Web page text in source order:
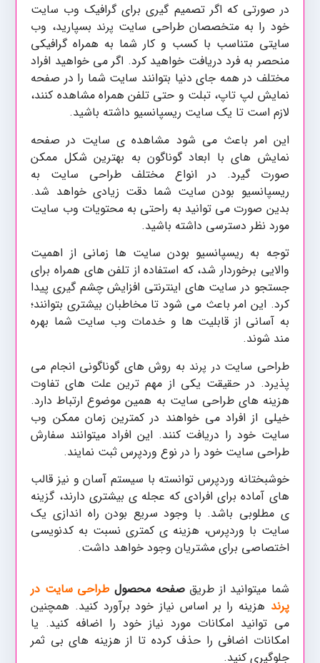
در صورتی که اگر تصمیم گیری برای گرافیک وب سایت
خود را به متخصصان طراحی سایت پرند بسپارید، وب
سایتی متناسب با کسب و کار شما به همراه گرافیکی
منحصر به فرد دریافت خواهید کرد. اگر می خواهید افراد
مختلف در همه جای دنیا بتوانند سایت شما را در صفحه
نمایش لپ تاپ، تبلت و حتی تلفن همراه مشاهده کنند،
لازم است تا یک سایت ریسپانسیو داشته باشید.
این امر باعث می شود مشاهده ی سایت در صفحه
نمایش های با ابعاد گوناگون به بهترین شکل ممکن
صورت گیرد. در انواع مختلف طراحی سایت به
ریسپانسیو بودن سایت شما دقت زیادی خواهد شد.
بدین صورت می توانید به راحتی به محتویات وب سایت
مورد نظر دسترسی داشته باشید.
توجه به ریسپانسیو بودن سایت ها زمانی از اهمیت
والایی برخوردار شد، که استفاده از تلفن های همراه برای
جستجو در سایت های اینترنتی افزایش چشم گیری پیدا
کرد. این امر باعث می شود تا مخاطبان بیشتری بتوانند؛
به آسانی از قابلیت ها و خدمات وب سایت شما بهره
مند شوند.
طراحی سایتدر پرند به روش های گوناگونی انجام می
پذیرد. در حقیقت یکی از مهم ترین علت های تفاوت
هزینه های طراحی سایت به همین موضوع ارتباط دارد.
خیلی از افراد می خواهند در کمترین زمان ممکن وب
سایت خود را دریافت کنند. این افراد میتوانند سفارش
طراحی سایت خود را در نوع وردپرس ثبت نمایند.
خوشبختانه وردپرس توانسته با سیستم آسان و نیز قالب
های آماده برای افرادی که عجله ی بیشتری دارند، گزینه
ی مطلوبی باشد. با وجود سریع بودن راه اندازی یک
سایت با وردپرس، هزینه ی کمتری نسبت به کدنویسی
اختصاصی برای مشتریان وجود خواهد داشت.
شما میتوانید از طریقصفحه محصولطراحی سایت در
پرند هزینه را بر اساس نیاز خود برآورد کنید. همچنین
می توانید امکانات مورد نیاز خود را اضافه کنید. یا
امکانات اضافی را حذف کرده تا از هزینه های بی ثمر
جلوگیری کنید.